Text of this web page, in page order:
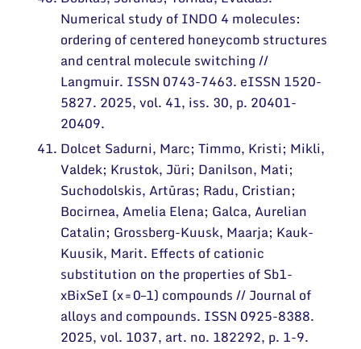
Numerical study of INDO 4 molecules:
ordering of centered honeycomb structures
and central molecule switching //
Langmuir. ISSN 0743-7463. eISSN 1520-
5827. 2025, vol. 41, iss. 30, p. 20401-
20409.
Dolcet Sadurni, Marc; Timmo, Kristi; Mikli,
Valdek; Krustok, Jüri; Danilson, Mati;
Suchodolskis, Artūras; Radu, Cristian;
Bocirnea, Amelia Elena; Galca, Aurelian
Catalin; Grossberg-Kuusk, Maarja; Kauk-
Kuusik, Marit. Effects of cationic
substitution on the properties of Sb1-
xBixSeI (x = 0–1) compounds // Journal of
alloys and compounds. ISSN 0925-8388.
2025, vol. 1037, art. no. 182292, p. 1-9.